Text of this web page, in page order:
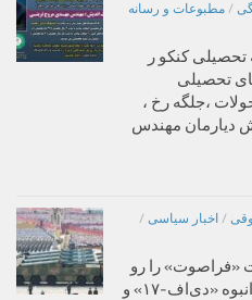
/ مطبوعات و رسانه
کنکو ر
رشته های تحصیلی
،جلگه رخ ،
دیارمان مهندس
/ اخبار سیاسی /
«فراصوت» را رو
کرد/ وحشت در پنتاگون؛ استقرار انبوه «دی‌اف‑۱۷» و